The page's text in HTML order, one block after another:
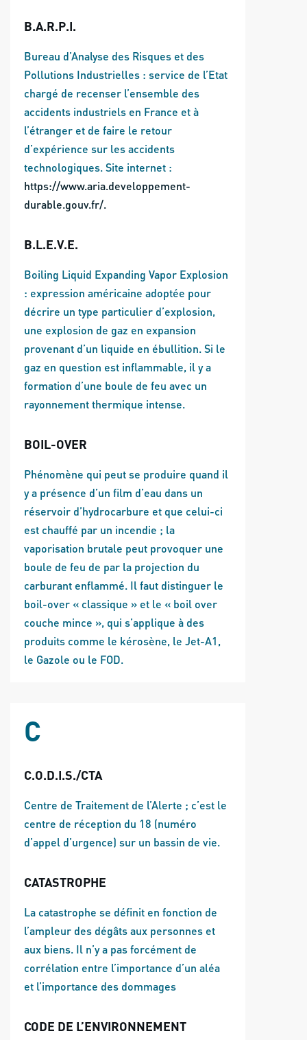
B.A.R.P.I.
Bureau d’Analyse des Risques et des
Pollutions Industrielles : service de l’Etat
chargé de recenser l’ensemble des
accidents industriels en France et à
l’étranger et de faire le retour
d’expérience sur les accidents
technologiques. Site internet :
https://www.aria.developpement-
durable.gouv.fr/.
B.L.E.V.E.
Boiling Liquid Expanding Vapor Explosion
: expression américaine adoptée pour
décrire un type particulier d’explosion,
une explosion de gaz en expansion
provenant d’un liquide en ébullition. Si le
gaz en question est inflammable, il y a
formation d’une boule de feu avec un
rayonnement thermique intense.
BOIL-OVER
Phénomène qui peut se produire quand il
y a présence d’un film d’eau dans un
réservoir d’hydrocarbure et que celui-ci
est chauffé par un incendie ; la
vaporisation brutale peut provoquer une
boule de feu de par la projection du
carburant enflammé. Il faut distinguer le
boil-over « classique » et le « boil over
couche mince », qui s’applique à des
produits comme le kérosène, le Jet-A1,
le Gazole ou le FOD.
C
C.O.D.I.S./CTA
Centre de Traitement de l’Alerte ; c’est le
centre de réception du 18 (numéro
d’appel d’urgence) sur un bassin de vie.
CATASTROPHE
La catastrophe se définit en fonction de
l’ampleur des dégâts aux personnes et
aux biens. Il n’y a pas forcément de
corrélation entre l’importance d’un aléa
et l’importance des dommages
CODE DE L’ENVIRONNEMENT